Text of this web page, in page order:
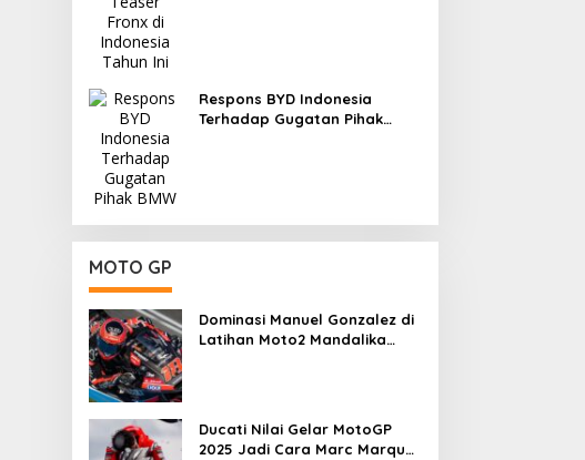
Respons BYD Indonesia
Terhadap Gugatan Pihak
MOTO GP
Dominasi Manuel Gonzalez di
Latihan Moto2 Mandalika
Ducati Nilai Gelar MotoGP
2025 Jadi Cara Marc Marquez